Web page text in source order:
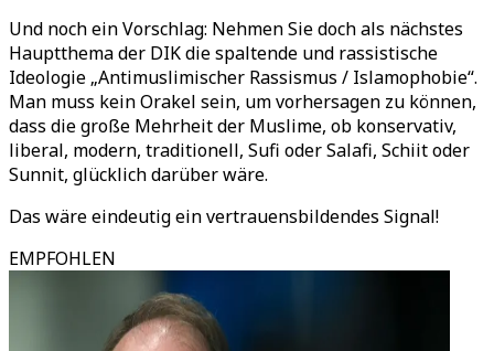
Und noch ein Vorschlag: Nehmen Sie doch als nächstes
Hauptthema der DIK die spaltende und rassistische
Ideologie „Antimuslimischer Rassismus / Islamophobie“.
Man muss kein Orakel sein, um vorhersagen zu können,
dass die große Mehrheit der Muslime, ob konservativ,
liberal, modern, traditionell, Sufi oder Salafi, Schiit oder
Sunnit, glücklich darüber wäre.
Das wäre eindeutig ein vertrauensbildendes Signal!
EMPFOHLEN